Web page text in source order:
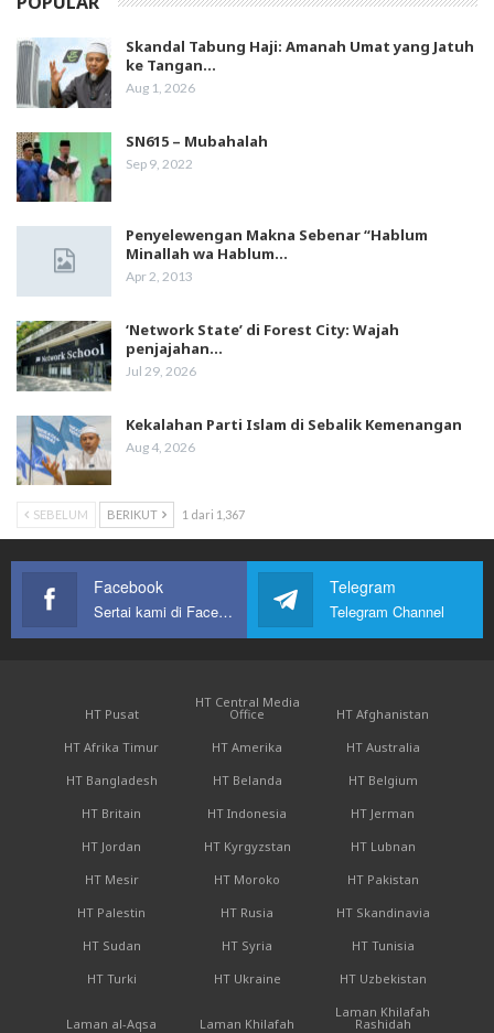
Skandal Tabung Haji: Amanah Umat yang Jatuh
ke Tangan…
Aug 1, 2026
SN615 – Mubahalah
Sep 9, 2022
Penyelewengan Makna Sebenar “Hablum
Minallah wa Hablum…
Apr 2, 2013
‘Network State’ di Forest City: Wajah
penjajahan…
Jul 29, 2026
Kekalahan Parti Islam di Sebalik Kemenangan
Aug 4, 2026
SEBELUM BERIKUT 1 dari 1,367
Facebook
Sertai kami di Facebook
Telegram
Telegram Channel
HT Pusat
HT Central Media
Office
HT Afghanistan
HT Afrika Timur
HT Amerika
HT Australia
HT Bangladesh
HT Belanda
HT Belgium
HT Britain
HT Indonesia
HT Jerman
HT Jordan
HT Kyrgyzstan
HT Lubnan
HT Mesir
HT Moroko
HT Pakistan
HT Palestin
HT Rusia
HT Skandinavia
HT Sudan
HT Syria
HT Tunisia
HT Turki
HT Ukraine HT Uzbekistan
Laman al-Aqsa Laman Khilafah
Laman Khilafah
Rashidah